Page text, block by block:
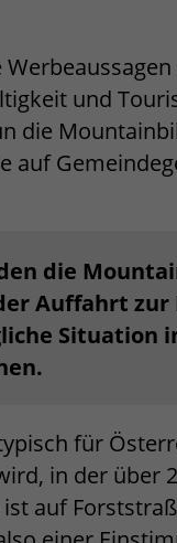
und
die
auf
die
Auffahrt
Situation
für
in der über
auf